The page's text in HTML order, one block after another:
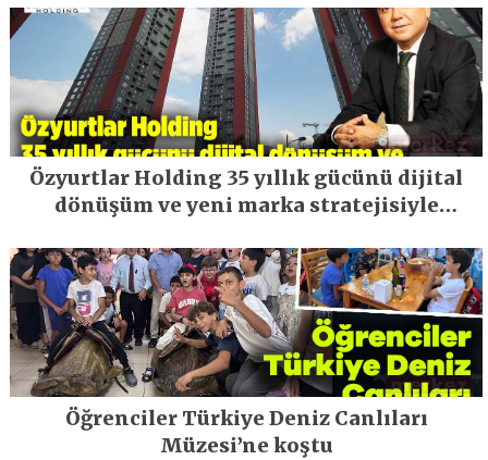
Özyurtlar Holding 35 yıllık gücünü dijital
dönüşüm ve yeni marka stratejisiyle
Öğrenciler Türkiye Deniz Canlıları
Müzesi’ne koştu